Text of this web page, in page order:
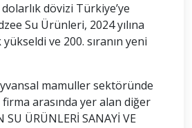
dövizi Türkiye’ye
Su Ürünleri, 2024 yılına
ve 200. sıranın yeni
mamuller sektöründe
arasında yer alan diğer
SU ÜRÜNLERİ SANAYİ VE